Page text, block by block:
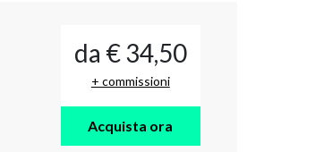
da € 34,50
+ commissioni
Acquista ora